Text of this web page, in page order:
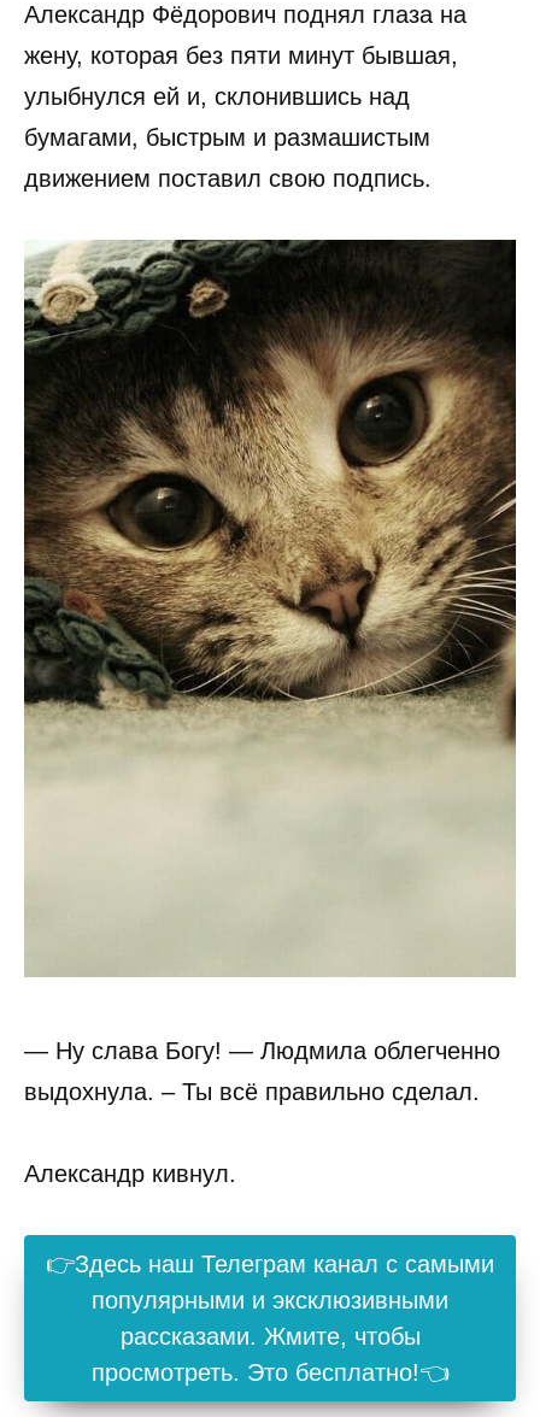
Александр Фёдорович поднял глаза на
жену, которая без пяти минут бывшая,
улыбнулся ей и, склонившись над
бумагами, быстрым и размашистым
движением поставил свою подпись.
— Ну слава Богу! — Людмила облегченно
выдохнула. – Ты всё правильно сделал.
Александр кивнул.
👉Здесь наш Телеграм канал с самыми
популярными и эксклюзивными
рассказами. Жмите, чтобы
просмотреть. Это бесплатно!👈